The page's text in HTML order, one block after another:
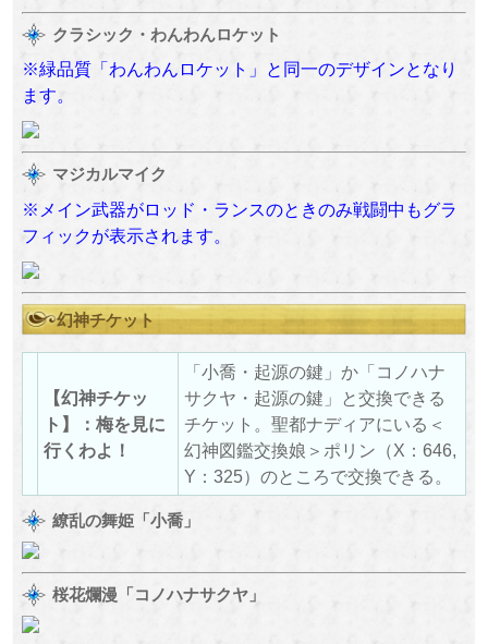
クラシック・わんわんロケット
※緑品質「わんわんロケット」と同一のデザインとなり
ます。
マジカルマイク
※メイン武器がロッド・ランスのときのみ戦闘中もグラ
フィックが表示されます。
幻神チケット
【幻神チケッ
ト】：梅を見に
行くわよ！
「小喬・起源の鍵」か「コノハナ
サクヤ・起源の鍵」と交換できる
チケット。聖都ナディアにいる＜
幻神図鑑交換娘＞ポリン（X：646,
Y：325）のところで交換できる。
繚乱の舞姫「小喬」
桜花爛漫「コノハナサクヤ」